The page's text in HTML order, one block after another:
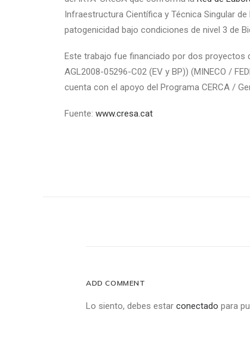
Infraestructura Científica y Técnica Singular
patogenicidad bajo condiciones de nivel 3 de
Este trabajo fue financiado por dos proyectos
AGL2008-05296-C02 (EV y BP)) (MINECO /
cuenta con el apoyo del Programa CERCA /
Fuente: www.cresa.cat
ADD COMMENT
Lo siento, debes estar conectado para